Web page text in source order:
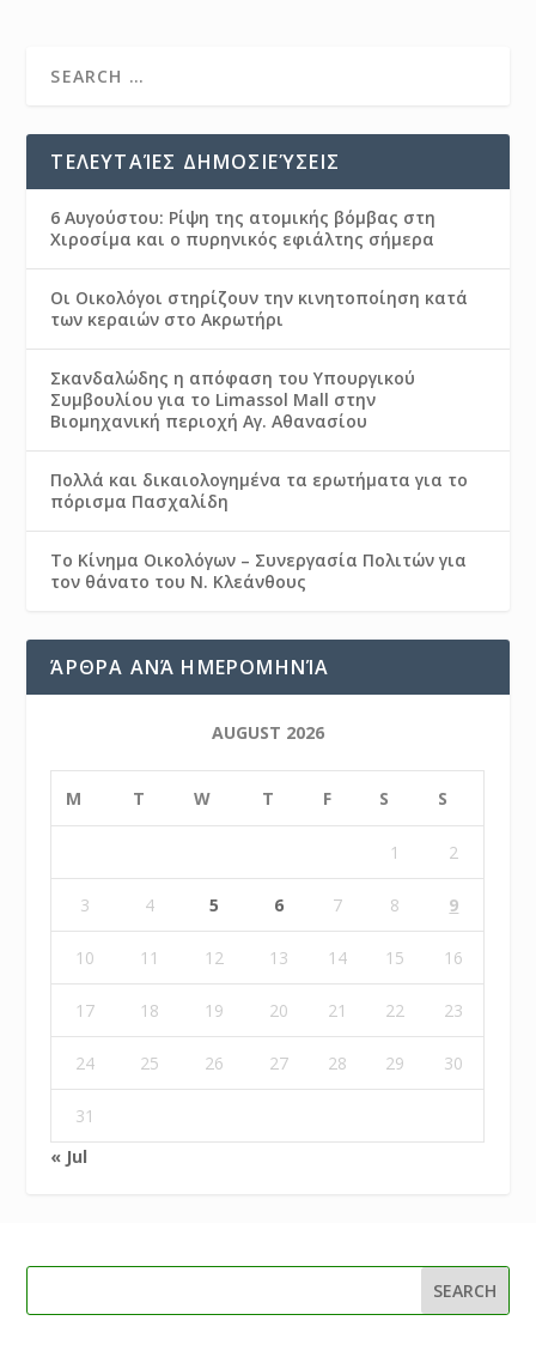
ΤΕΛΕΥΤΑΊΕΣ ΔΗΜΟΣΙΕΎΣΕΙΣ
6 Αυγούστου: Ρίψη της ατομικής βόμβας στη
Χιροσίμα και ο πυρηνικός εφιάλτης σήμερα
Οι Οικολόγοι στηρίζουν την κινητοποίηση κατά
των κεραιών στο Ακρωτήρι
Σκανδαλώδης η απόφαση του Υπουργικού
Συμβουλίου για το Limassol Mall στην
Βιομηχανική περιοχή Αγ. Αθανασίου
Πολλά και δικαιολογημένα τα ερωτήματα για το
πόρισμα Πασχαλίδη
Το Κίνημα Οικολόγων – Συνεργασία Πολιτών για
τον θάνατο του Ν. Κλεάνθους
ΆΡΘΡΑ ΑΝΆ ΗΜΕΡΟΜΗΝΊΑ
AUGUST 2026
M T W T F S S
1 2
3 4 5 6 7 8 9
10 11 12 13 14 15 16
17 18 19 20 21 22 23
24 25 26 27 28 29 30
31
« Jul